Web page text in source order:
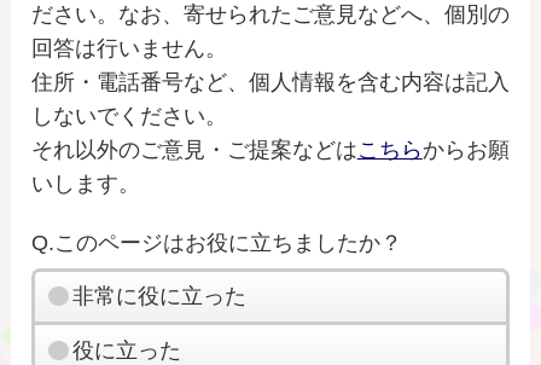
ださい。なお、寄せられたご意見などへ、個別の
回答は行いません。
住所・電話番号など、個人情報を含む内容は記入
しないでください。
それ以外のご意見・ご提案などはこちらからお願
いします。
Q.このページはお役に立ちましたか？
非常に役に立った
役に立った